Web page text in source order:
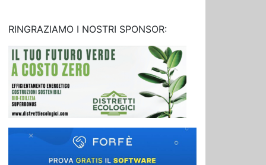
RINGRAZIAMO I NOSTRI SPONSOR: